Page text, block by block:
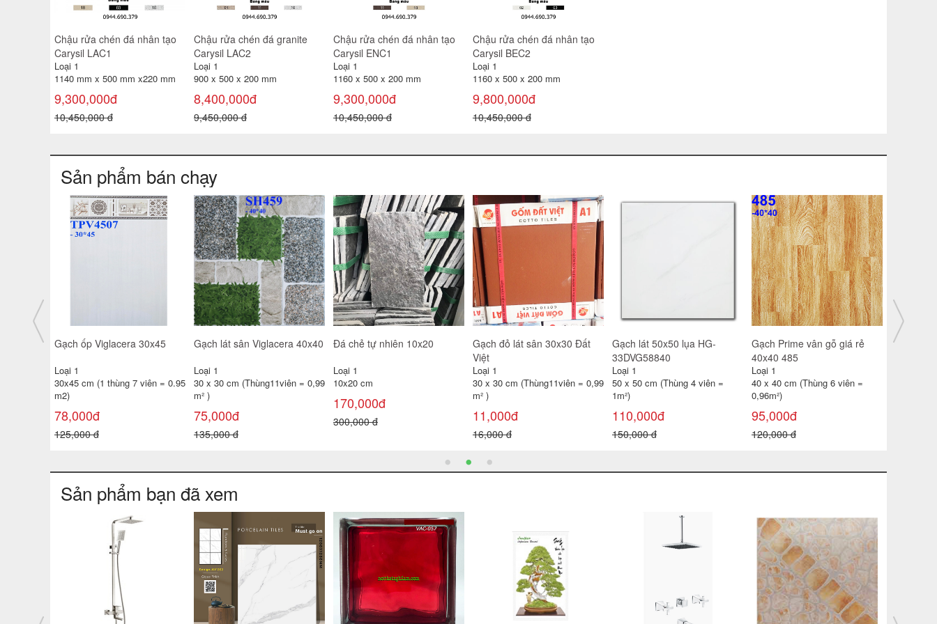
Chậu rửa chén đá nhân tạo
Carysil LAC1
Loại 1
1140 mm x 500 mm x220 mm
9,300,000đ
10,450,000 đ
Chậu rửa chén đá granite
Carysil LAC2
Loại 1
900 x 500 x 200 mm
8,400,000đ
9,450,000 đ
Chậu rửa chén đá nhân tạo
Carysil ENC1
Loại 1
1160 x 500 x 200 mm
9,300,000đ
10,450,000 đ
Chậu rửa chén đá nhân tạo
Carysil BEC2
Loại 1
1160 x 500 x 200 mm
9,800,000đ
10,450,000 đ
Sản phẩm bán chạy
Gạch ốp tường TATA 30x60
Loại 1
30x60 cm ( 1 thùng 6 viên =
1.08 m²
138,000đ
180,000 đ
Gạch ốp tường 25x40 TP-
Loại 1
25x40 cm( 1 thùng 10 viên =
1m2 )
100,000đ
130,000 đ
Gạch đỏ lát sân 30x30 Gốm
Loại 1
30 x 30 cm (Thùng11viên = 0,99
11,000đ
Gạch lát sân Prime 40x40
SV4244
Loại 1
40 x 40 cm (Thùng 6 viên =
0,96 m² )
100,000đ
120,000 đ
Gạch lát 30x30 CP-HA309
Loại 1
30 x 30 cm (Thùng 11 viên =
0,99m²)
185,000đ
220,000 đ
Gạch catalan 60x60 6119
Loại 1
60 x 60 cm (Thùng 4 viên =
1,44m2)
115,000đ
180,000 đ
Gạch đỏ
Sản phẩm bạn đã xem